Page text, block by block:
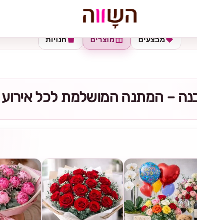
חנויות מוצרים מבצעים
– המתנה המושלמת לכל אירוע